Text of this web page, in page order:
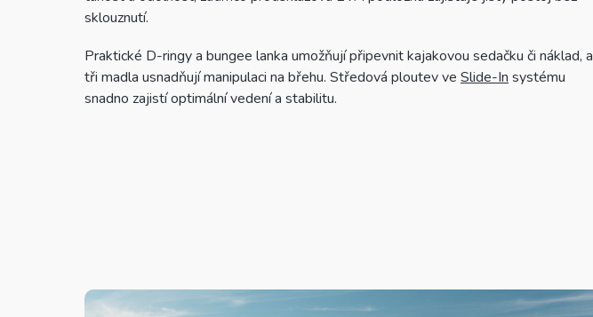
sklouznutí.
Praktické D-ringy a bungee lanka umožňují připevnit kajakovou sedačku či náklad, a
tři madla usnadňují manipulaci na břehu. Středová ploutev ve Slide-In systému
snadno zajistí optimální vedení a stabilitu.